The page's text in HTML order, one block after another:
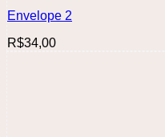
Envelope 2
R$34,00